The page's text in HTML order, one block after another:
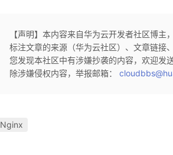
【声明】本内容来自华为云开发者社区博
标注文章的来源（华为云社区）、文章链接
您发现本社区中有涉嫌抄袭的内容，欢迎发
除涉嫌侵权内容，举报邮箱：
Nginx